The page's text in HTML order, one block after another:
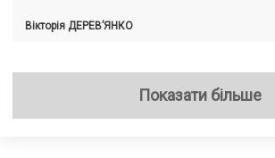
Вікторія ДЕРЕВ’ЯНКО
Показати більше